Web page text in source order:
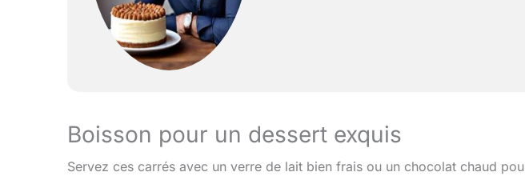
Boisson pour un dessert exquis
Servez ces carrés avec un verre de lait bien frais ou un chocolat chaud